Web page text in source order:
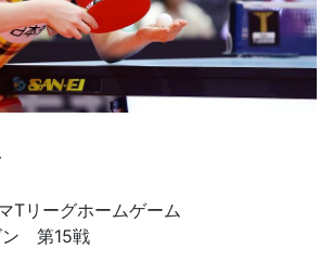
Tリーグホームゲーム
ン 第15戦